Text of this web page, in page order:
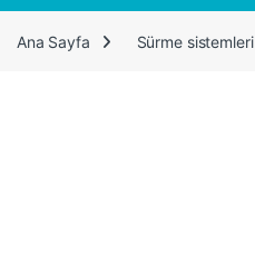
Ana Sayfa Sürme sistemleri